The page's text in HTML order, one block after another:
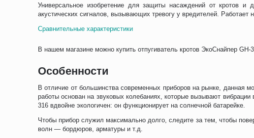
Универсальное изобретение для защиты насаждений от кротов
акустических сигналов, вызывающих тревогу у вредителей. Работает
Сравнительные характеристики
В нашем магазине можно купить отпугиватель кротов ЭкоСнайпер
Особенности
В отличие от большинства современных приборов на рынке, данная
работы основан на звуковых колебаниях, которые вызывают
316 вдвойне экологичен: он функционирует на солнечной батарейке.
Чтобы прибор служил максимально долго, следите за тем, чтобы
волн — бордюров, арматуры и т.д.